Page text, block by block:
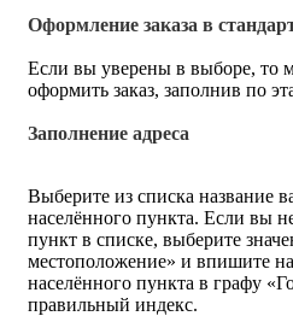
Оформление заказа в
Если вы уверены в выборе, то
оформить заказ, заполнив по
Заполнение адреса
Выберите из списка название
населённого пункта. Если вы
пункт в списке, выберите
местоположение» и впишите
населённого пункта в графу
правильный индекс.